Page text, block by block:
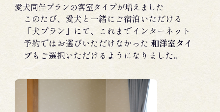
愛犬同伴プランの客室タイプが増えました
このたび、愛犬と一緒にご宿泊いただける
「犬プラン」にて、これまでインターネット
予約ではお選びいただけなかった 和洋室タイ
プもご選択いただけるようになりました。